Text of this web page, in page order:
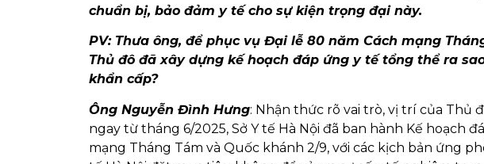
chuẩn bị, bảo đảm y tế cho sự kiện trọng đại này.
PV: Thưa ông, để phục vụ Đại lễ 80 năm Cách mạng
Thủ đô đã xây dựng kế hoạch đáp ứng y tế tổng thể ra
khẩn cấp?
Ông Nguyễn Đình Hưng: Nhận thức rõ vai trò, vị trí của Thủ
ngay từ tháng 6/2025, Sở Y tế Hà Nội đã ban hành Kế hoạch
mạng Tháng Tám và Quốc khánh 2/9, với các kịch bản ứng